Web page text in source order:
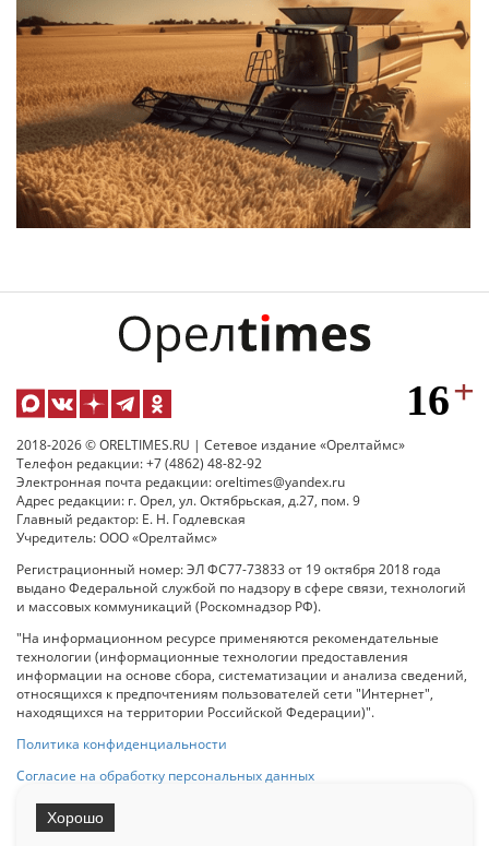
2018-2026 © ORELTIMES.RU | Сетевое издание «Орелтаймс»
Телефон редакции: +7 (4862) 48-82-92
Электронная почта редакции: oreltimes@yandex.ru
Адрес редакции: г. Орел, ул. Октябрьская, д.27, пом. 9
Главный редактор: Е. Н. Годлевская
Учредитель: ООО «Орелтаймс»
Регистрационный номер: ЭЛ ФС77-73833 от 19 октября 2018 года
выдано Федеральной службой по надзору в сфере связи, технологий
и массовых коммуникаций (Роскомнадзор РФ).
"На информационном ресурсе применяются рекомендательные
технологии (информационные технологии предоставления
информации на основе сбора, систематизации и анализа сведений,
относящихся к предпочтениям пользователей сети "Интернет",
находящихся на территории Российской Федерации)".
Политика конфиденциальности
Согласие на обработку персональных данных
Хорошо